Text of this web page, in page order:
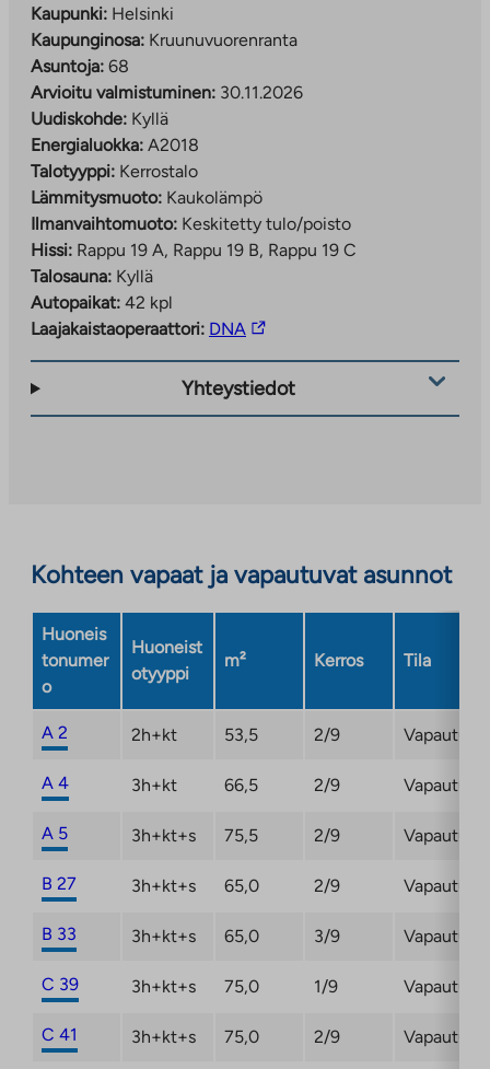
Kaupunki: Helsinki
Kaupunginosa: Kruunuvuorenranta
Asuntoja: 68
Arvioitu valmistuminen: 30.11.2026
Uudiskohde: Kyllä
Energialuokka: A2018
Talotyyppi: Kerrostalo
Lämmitysmuoto: Kaukolämpö
Ilmanvaihtomuoto: Keskitetty tulo/poisto
Hissi: Rappu 19 A, Rappu 19 B, Rappu 19 C
Talosauna: Kyllä
Autopaikat: 42 kpl
Laajakaistaoperaattori: DNA Linkki
ulkopuoliseen
Yhteystiedot
Kohteen vapaat ja vapautuvat asunnot
Huoneis
tonumer
o
Huoneist
otyyppi
m² Kerros Tila
A 2 2h+kt 53,5 2/9
A 4 3h+kt 66,5 2/9
A 5 3h+kt+s 75,5 2/9
B 27 3h+kt+s 65,0 2/9
B 33 3h+kt+s 65,0 3/9
C 39 3h+kt+s 75,0 1/9
C 41 3h+kt+s 75,0 2/9